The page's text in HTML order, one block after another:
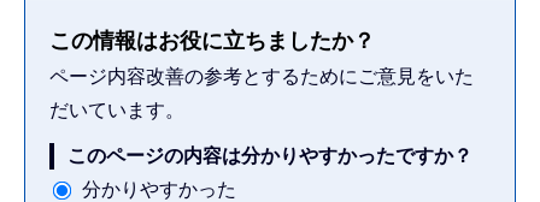
この情報はお役に立ちましたか？
ページ内容改善の参考とするためにご意見をいた
だいています。
このページの内容は分かりやすかったですか？
分かりやすかった